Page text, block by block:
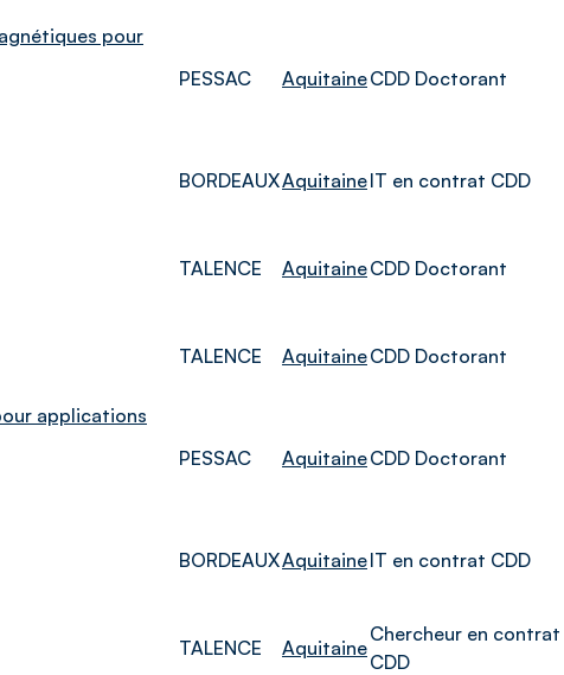
pour
PESSAC AquitaineCDD Doctorant
BORDEAUXAquitaineIT en contrat CDD
TALENCE AquitaineCDD Doctorant
TALENCE AquitaineCDD Doctorant
applications
PESSAC AquitaineCDD Doctorant
BORDEAUXAquitaineIT en contrat CDD
TALENCE Aquitaine
Chercheur en contrat
CDD